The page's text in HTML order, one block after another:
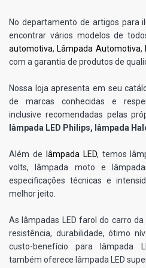
No departamento de artigos para
encontrar vários modelos de
automotiva, Lâmpada Automotiva,
com a garantia de produtos de
Nossa loja apresenta em seu
de marcas conhecidas e
inclusive recomendadas pelas
lâmpada LED Philips, lâmpada
Além de lâmpada LED, temos
volts, lâmpada moto e
especificações técnicas e
melhor jeito.
As lâmpadas LED farol do carro
resistência, durabilidade, ótimo
custo-benefício para lâmpada
também oferece lâmpada LED